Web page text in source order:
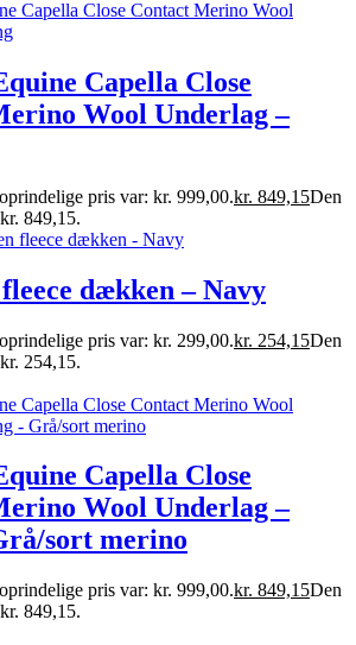
Capella Close
Wool Underlag –
pris var: kr. 999,00.kr. 849,15Den
849,15.
dækken – Navy
pris var: kr. 299,00.kr. 254,15Den
254,15.
Capella Close
Wool Underlag –
sort merino
pris var: kr. 999,00.kr. 849,15Den
849,15.